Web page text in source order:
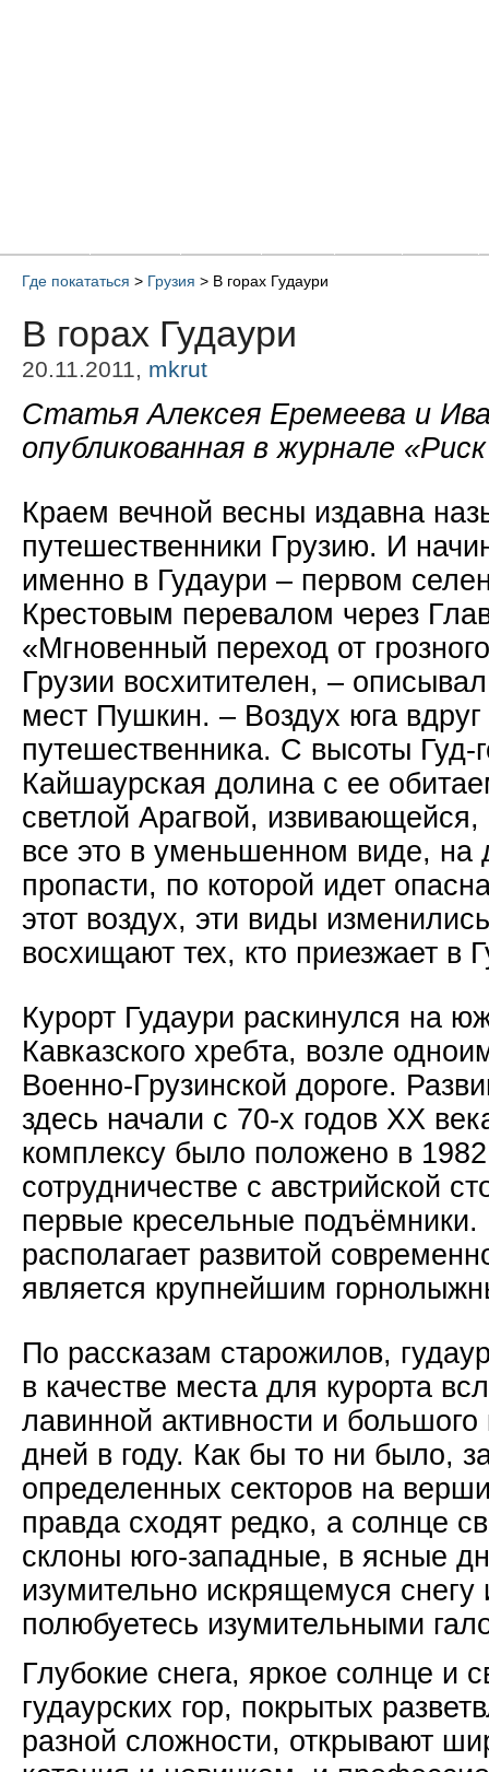
Где покататься > Грузия > В горах Гудаури
В горах Гудаури
20.11.2011, mkrut
Статья Алексея Еремеева и
опубликованная в журнале
Краем вечной весны издавна
путешественники Грузию. И
именно в Гудаури – первом
Крестовым перевалом через
«Мгновенный переход от
Грузии восхитителен, –
мест Пушкин. – Воздух юга вдруг
путешественника. С высоты Гуд-
Кайшаурская долина с ее
светлой Арагвой,
все это в уменьшенном виде, на
пропасти, по которой идет
этот воздух, эти виды
восхищают тех, кто приезжает в
Курорт Гудаури раскинулся на
Кавказского хребта, возле
Военно-Грузинской дороге.
здесь начали с 70-х годов ХХ
комплексу было положено в 1982
сотрудничестве с австрийской
первые кресельные
располагает развитой
является крупнейшим
По рассказам старожилов,
в качестве места для курорта
лавинной активности и
дней в году. Как бы то ни было,
определенных секторов на
правда сходят редко, а солнце
склоны юго-западные, в ясные
изумительно искрящемуся снегу
полюбуетесь изумительными
Глубокие снега, яркое солнце и
гудаурских гор, покрытых
разной сложности, открывают